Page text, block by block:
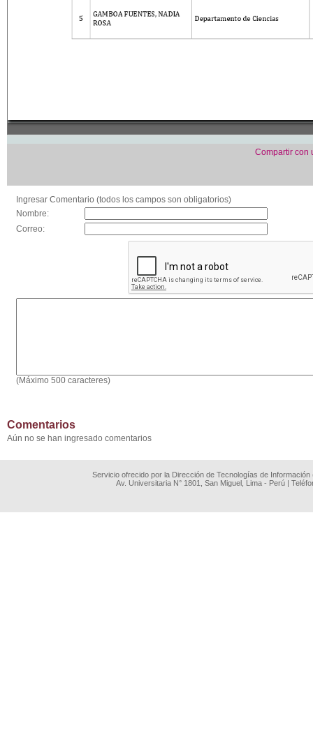
Compartir con
Ingresar Comentario (todos los campos son obligatorios)
Nombre:
Correo:
(Máximo 500 caracteres)
Comentarios
Aún no se han ingresado comentarios
Servicio ofrecido por la Dirección de Tecnologías de
Av. Universitaria N° 1801, San Miguel, Lima - Perú |